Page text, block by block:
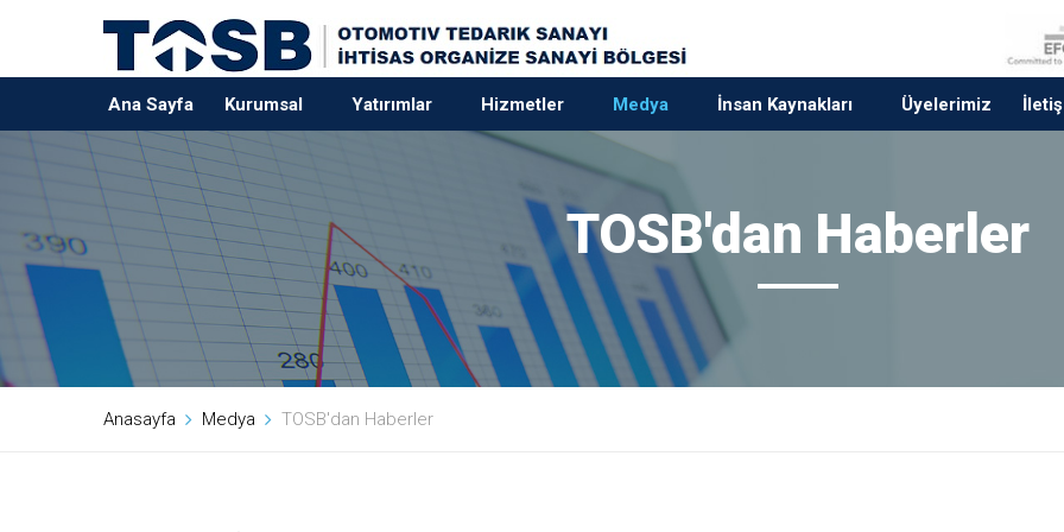
Ana Sayfa Kurumsal Yatırımlar Hizmetler Medya İnsan Kaynakları Üyelerimiz
TOSB'dan Haberler
Anasayfa Medya TOSB'dan Haberler